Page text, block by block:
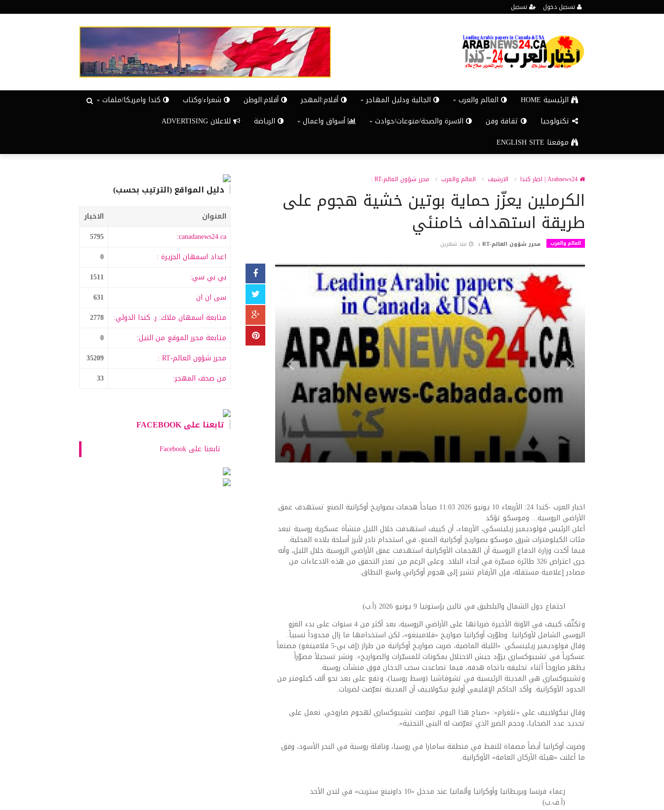
تسجيل دخول تسجيل
الرئيسية HOME العالم والعرب الجالية ودليل المهاجر أقلام:المهجر أقلام:الوطن شعراء/وكتاب
كندا وامريكا/ملفات
تكنولوجيا
ثقافة وفن الاسرة والصحة/منوعات/حوادث أسواق واعمال الرياضة
للاعلان ADVERTISING
موقعنا ENGLISH SITE
دليل المواقع (الترتيب بحسب)
العنوان
الاخبار
canadanews24.ca:
5795
اعداد اسمهان الجزيرة :
0
بي بي سي:
1511
سى ان ان
631
متابعة اسمهان ملاك: ر. كندا الدولي:
2778
متابعة محرر الموقع من النيل:
0
محرر شؤون العالم-RT :
35209
من صحف المهجر:
33
تابعنا على FACEBOOK
تابعنا على Facebook
الارشيف العالم والعرب محرر شؤون العالم-RT :
الكرملين يعزّز حماية بوتين خشية هجوم على
طريقة استهداف خامنئي
العالم والعرب محرر شؤون العالم-RT : منذ شهرين
اخبار العرب -كندا 24: الأربعاء 10 يونيو 2026 11:03 صباحاً هجمات بصواريخ أوكرانية الصنع تستهدف عمق
الأراضي الروسية... وموسكو تؤكد
أعلن الرئيس فولوديمير زيلينسكي، الأربعاء، أن كييف استهدفت خلال الليل منشأة عسكرية روسية تبعد
مئات الكيلومترات شرق موسكو بصواريخ أوكرانية الصنع، في استخدام نادر لأبرز أسلحة بلاده المحلية.
فيما أكدت وزارة الدفاع الروسية أن الهجمات الأوكرانية استهدفت عمق الأراضي الروسية خلال الليل، وأنه
جرى اعتراض 326 طائرة مسيّرة في أنحاء البلاد. وعلى الرغم من تعذر التحقق من هذه الادعاءات من
مصادر إعلامية مستقلة، فإن الأرقام تشير إلى هجوم أوكراني واسع النطاق.
اجتماع دول الشمال والبلطيق في تالين بإستونيا 9 يونيو 2026 (أ.ب)
وتكثّف كييف في الآونة الأخيرة ضرباتها على الأراضي الروسية، بعد أكثر من 4 سنوات على بدء الغزو
الروسي الشامل لأوكرانيا. وطوّرت أوكرانيا صواريخ «فلامينغو»، لكن استخدامها ما زال محدوداً نسبياً.
وقال فولوديمير زيلينسكي: «الليلة الماضية، ضربت صواريخ أوكرانية من طراز (إف بي-5 فلامينغو) مصنعاً
عسكرياً في تشيبوكساري يزوّد جيش الاحتلال بمكونات للمسيّرات والصواريخ». ونشر تسجيلاً مصوّراً
يظهر صاروخاً أثناء تحليقه باتجاه هدفه، فيما تصاعدت سحب الدخان فوق منشآت روسية.
وتشيبوكساري هي المدينة الرئيسية في تشوفاشيا (وسط روسيا)، وتقع على بعد نحو ألف كيلومتر من
الحدود الأوكرانية. وأكد الحاكم الإقليمي أوليغ نيكولاييف أن المدينة تعرّضت لضربات.
وقال نيكولاييف على «تلغرام»: «صباح هذا اليوم، تعرّضت تشيبوكساري لهجوم صاروخي. نعمل على
تحديد عدد الضحايا، وحجم الضرر الذي تعرّضت له البنى التحتية».
وضربت أوكرانيا أيضاً مصفاة للنفط في منطقة سامارا في روسيا، وناقلة روسية في البحر الأسود، وفق
ما أعلنت «هيئة الأركان العامة» الأوكرانية.
زعماء فرنسا وبريطانيا وأوكرانيا وألمانيا عند مدخل «10 داونينغ ستريت» في لندن الأحد
(أ.ف.ب)